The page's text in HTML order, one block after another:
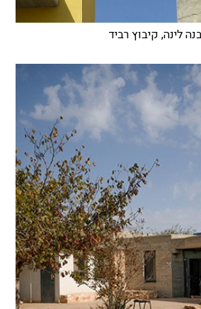
לינה, קיבוץ רביד